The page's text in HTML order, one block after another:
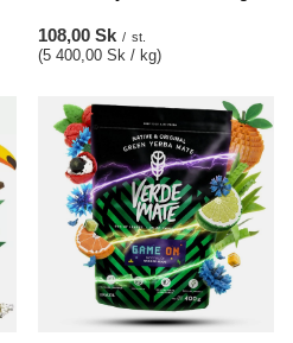
108,00 Sk / st.
(5 400,00 Sk / kg)